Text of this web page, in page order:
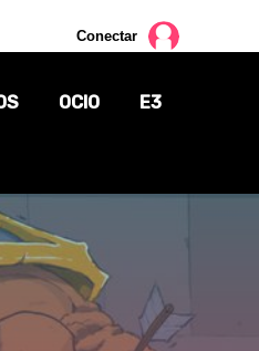
Conectar
OCIO
CÓMICS
MANGA
E3